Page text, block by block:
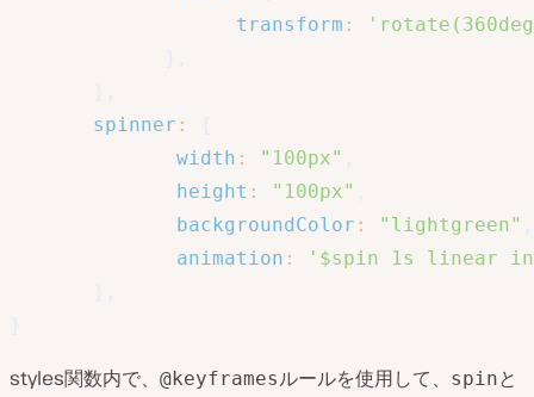
transform :
spinner :
width : "100px"
height : "100px"
backgroundColor : "lightgreen"
animation :
'$spin 1s linear
styles関数内で、 @keyframesルールを使用して、 spinと